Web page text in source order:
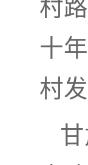
村
十
村